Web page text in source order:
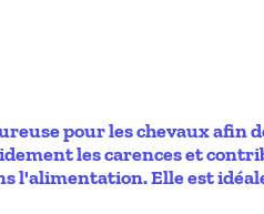
pour les chevaux
les carences et
l'alimentation. Elle est